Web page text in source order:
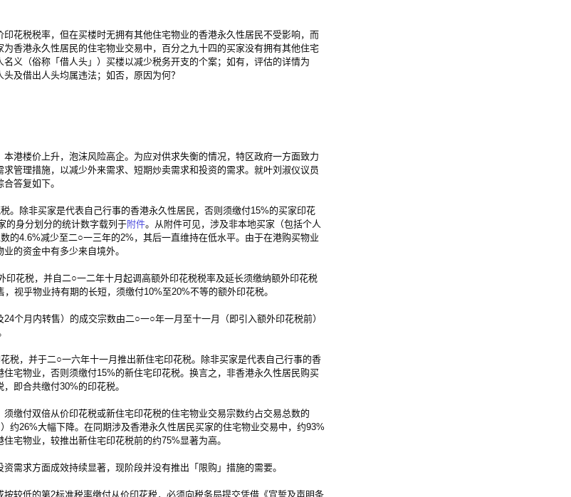
花税税率，但在买楼时无拥有其他住宅物业的香港永久性居民不受影响，而
香港永久性居民的住宅物业交易中，百分之九十四的买家没有拥有其他住宅
义（俗称「借人头」）买楼以减少税务开支的个案；如有，评估的详情为
及借出人头均属违法；如否，原因为何？
楼价上升，泡沫风险高企。为应对供求失衡的情况，特区政府一方面致力
管理措施，以减少外来需求、短期炒卖需求和投资的需求。就叶刘淑仪议员
答复如下。
。除非买家是代表自己行事的香港永久性居民，否则须缴付15%的买家印花
的身分划分的统计数字载列于附件。从附件可见，涉及非本地买家（包括个人
的4.6%减少至二○一三年的2%，其后一直维持在低水平。由于在港购买物业
的资金中有多少来自境外。
印花税，并自二○一二年十月起调高额外印花税税率及延长须缴纳额外印花税
视乎物业持有期的长短，须缴付10%至20%不等的额外印花税。
月内转售）的成交宗数由二○一○年一月至十一月（即引入额外印花税前）
，并于二○一六年十一月推出新住宅印花税。除非买家是代表自己行事的香
宅物业，否则须缴付15%的新住宅印花税。换言之，非香港永久性居民购买
即合共缴付30%的印花税。
付双倍从价印花税或新住宅印花税的住宅物业交易宗数约占交易总数的
约26%大幅下降。在同期涉及香港永久性居民买家的住宅物业交易中，约93%
宅物业，较推出新住宅印花税前的约75%显著为高。
求方面成效持续显著，现阶段并没有推出「限购」措施的需要。
较低的第2标准税率缴付从价印花税，必须向税务局提交凭借《宣誓及声明条